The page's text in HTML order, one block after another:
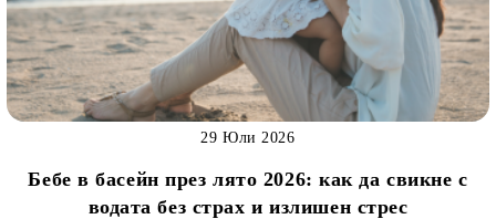
Бебе в басейн през лято 2026: как да свикне с
водата без страх и излишен стрес
29 Юли 2026